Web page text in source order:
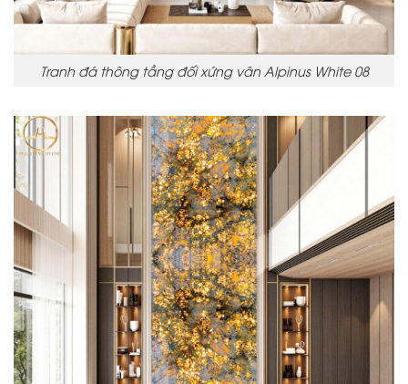
Tranh đá thông tầng đối xứng vân Alpinus White 08